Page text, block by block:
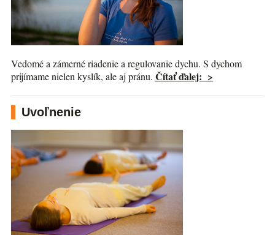
Vedomé a zámerné riadenie a regulovanie dychu. S dychom
prijímame nielen kyslík, ale aj pránu. Čítať ďalej: >
Uvoľnenie